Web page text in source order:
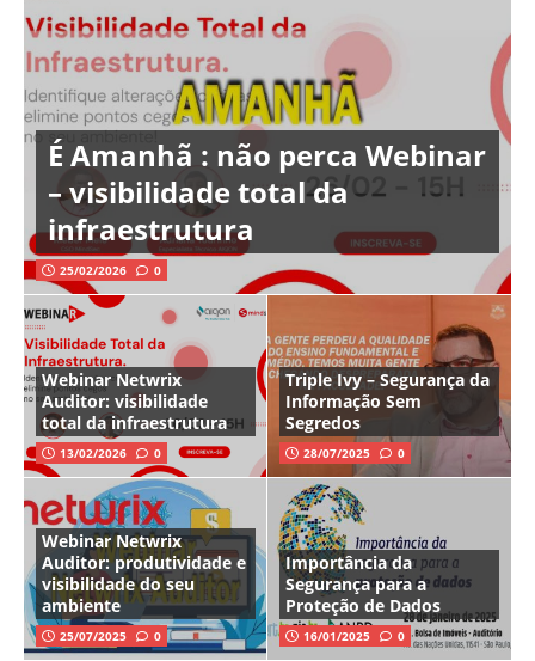
É Amanhã : não perca Webinar
– visibilidade total da
infraestrutura
25/02/2026 0
Webinar Netwrix
Auditor: visibilidade
total da infraestrutura
13/02/2026 0
Triple Ivy – Segurança da
Informação Sem
Segredos
28/07/2025 0
Webinar Netwrix
Auditor: produtividade e
visibilidade do seu
ambiente
25/07/2025 0
Importância da
Segurança para a
Proteção de Dados
16/01/2025 0